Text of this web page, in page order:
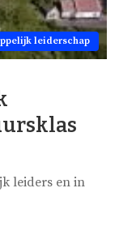
leiderschap
leiders en in